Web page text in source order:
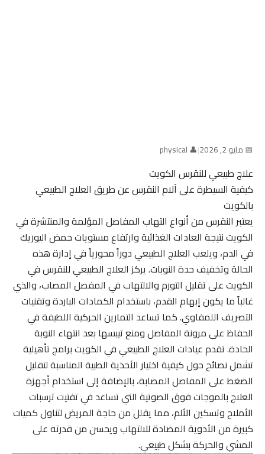
📅 مايو 2, 2026 |
👤 physical
علاج طبيعي للنقرس الكويت
كيفية السيطرة على آلام النقرس عن طريق العلاج الطبيعي
بالكويت
يعتبر النقرس من أنواع التهاب المفاصل المؤلمة والمنتشرة في
الكويت نتيجة العادات الغذائية وارتفاع مستويات حمض اليوريك
في الدم، ويلعب العلاج الطبيعي دوراً محورياً في إدارة هذه
الحالة وتخفيف حدة النوبات. يركز العلاج الطبيعي للنقرس في
الكويت على تقليل التورم والالتهاب في المفصل المصاب، والذي
غالباً ما يكون إبهام القدم، باستخدام الكمادات الباردة وتقنيات
التصريف اللمفاوي. كما تساعد التمارين الحركية اللطيفة في
الحفاظ على مرونة المفاصل ومنع تيبسها بعد انتهاء النوبة
الحادة. تقدم عيادات العلاج الطبيعي في الكويت برامج تأهيلية
تشمل نصائح حول كيفية اختيار الأحذية الطبية المناسبة لتقليل
الضغط على المفاصل المصابة، بالإضافة إلى استخدام أجهزة
العلاج بالموجات فوق الصوتية التي تساعد في تفتيت ترسبات
الأملاح وتسكين الألم، مما يقلل من حاجة المريض لتناول كميات
كبيرة من الأدوية المضادة للالتهاب ويحسن من قدرته على
المشي والحركة بشكل طبيعي.